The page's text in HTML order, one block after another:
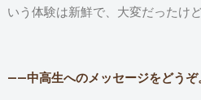
いう体験は新鮮で、大変だったけ
――中高生へのメッセージをどうぞ